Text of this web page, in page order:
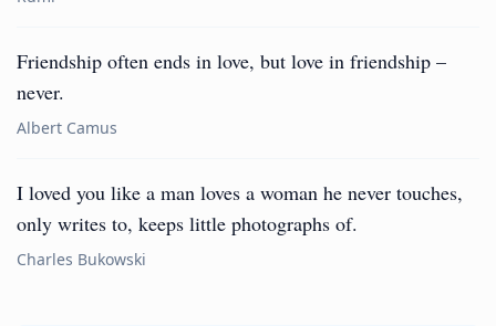
Friendship often ends in love, but love in friendship –
never.
Albert Camus
I loved you like a man loves a woman he never touches,
only writes to, keeps little photographs of.
Charles Bukowski